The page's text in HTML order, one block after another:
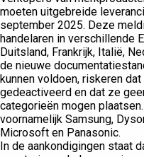
moeten uitgebreide
september 2025. Deze
handelaren in verschillende
Duitsland, Frankrijk, Italië,
de nieuwe
kunnen voldoen, riskeren
gedeactiveerd en dat ze
categorieën mogen
voornamelijk Samsung,
Microsoft en Panasonic.
In de aankondigingen staat